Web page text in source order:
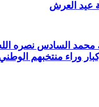
عيد العرش
السادس نصره الله
وراء منتخبهم